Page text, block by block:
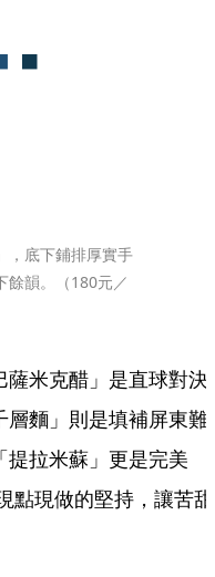
，底下鋪排厚實手
餘韻。（180元／
米克醋」是直球對決
麵」則是填補屏東難
拉米蘇」更是完美
現做的堅持，讓苦甜